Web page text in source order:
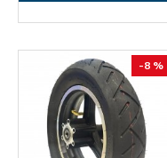
-8 %